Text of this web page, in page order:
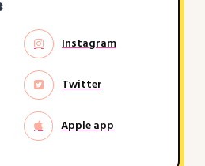
Instagram
Twitter
Apple app